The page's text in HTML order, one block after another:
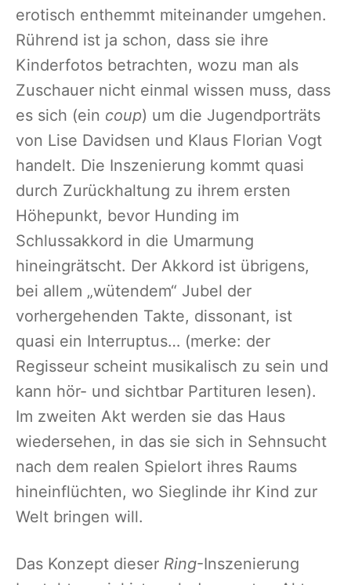
erotisch enthemmt miteinander umgehen.
Rührend ist ja schon, dass sie ihre
Kinderfotos betrachten, wozu man als
Zuschauer nicht einmal wissen muss, dass
es sich (ein coup) um die Jugendporträts
von Lise Davidsen und Klaus Florian Vogt
handelt. Die Inszenierung kommt quasi
durch Zurückhaltung zu ihrem ersten
Höhepunkt, bevor Hunding im
Schlussakkord in die Umarmung
hineingrätscht. Der Akkord ist übrigens,
bei allem „wütendem“ Jubel der
vorhergehenden Takte, dissonant, ist
quasi ein Interruptus… (merke: der
Regisseur scheint musikalisch zu sein und
kann hör- und sichtbar Partituren lesen).
Im zweiten Akt werden sie das Haus
wiedersehen, in das sie sich in Sehnsucht
nach dem realen Spielort ihres Raums
hineinflüchten, wo Sieglinde ihr Kind zur
Welt bringen will.
Das Konzept dieser Ring-Inszenierung